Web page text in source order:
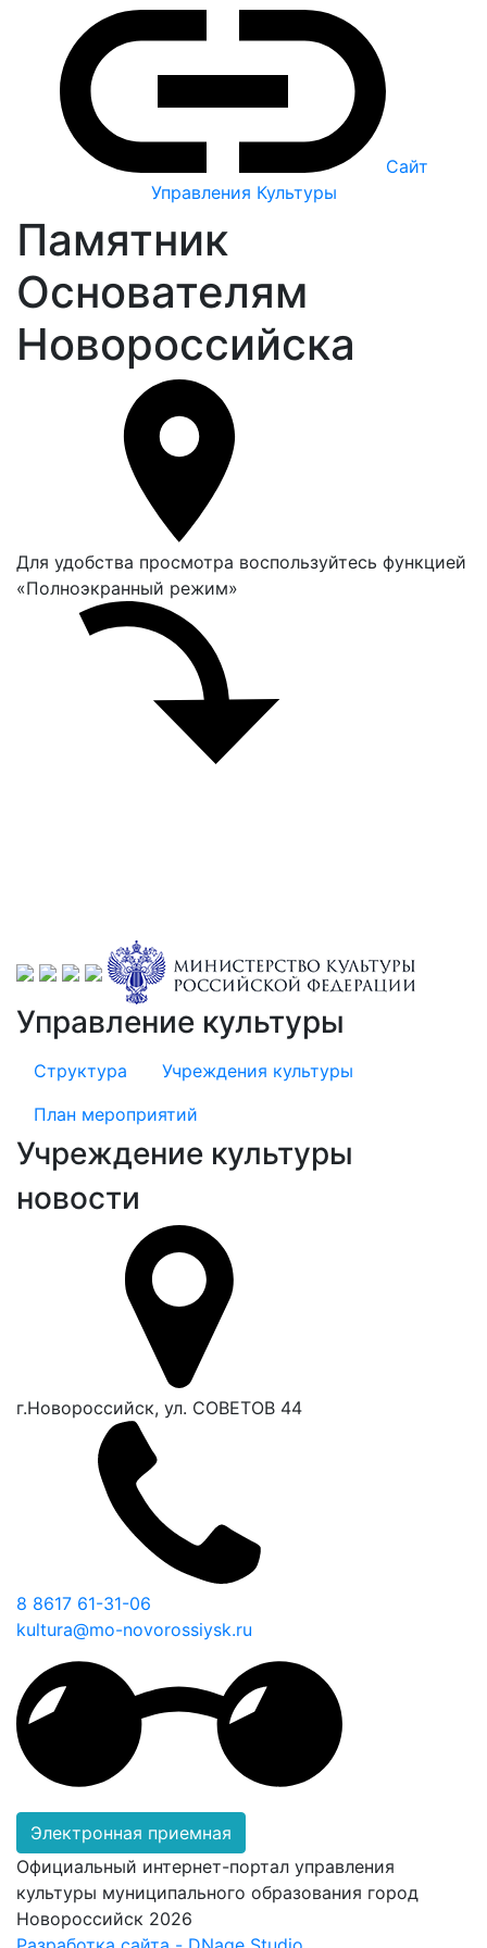
Сайт
Управления Культуры
Памятник
Основателям
Новороссийска
Для удобства просмотра воспользуйтесь функцией
«Полноэкранный режим»
Управление культуры
Структура
Учреждения культуры
План мероприятий
Учреждение культуры
новости
г.Новороссийск, ул. СОВЕТОВ 44
8 8617 61-31-06
kultura@mo-novorossiysk.ru
Электронная приемная
Официальный интернет-портал управления
культуры муниципального образования город
Новороссийск 2026